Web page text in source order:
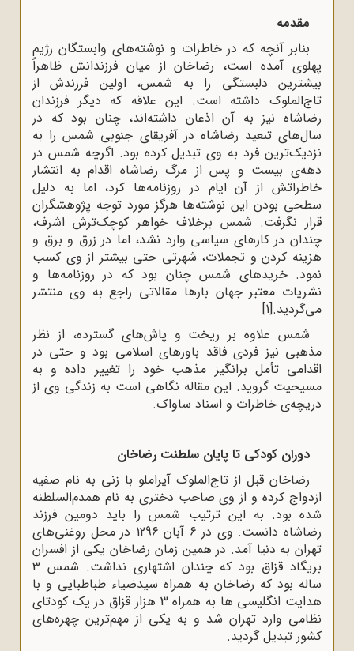
مقدمه
بنابر آنچه که در خاطرات و نوشته‌های وابستگان رژیم
پهلوی آمده است، رضاخان از میان فرزندانش ظاهراً
بیشترین دلبستگی را به شمس، اولین فرزندش از
تاج‌الملوک داشته است. این علاقه که دیگر فرزندان
رضاشاه نیز به آن اذعان داشته‌اند، چنان بود که در
سال‌های تبعید رضاشاه در آفریقای جنوبی شمس را به
نزدیک‌ترین فرد به وی تبدیل کرده بود. اگرچه شمس در
دهه‌ی بیست و پس از مرگ رضاشاه اقدام به انتشار
خاطراتش از آن ایام در روزنامه‌ها کرد، اما به دلیل
سطحی بودن این نوشته‌ها هرگز مورد توجه پژوهشگران
قرار نگرفت. شمس برخلاف خواهر کوچک‌ترش اشرف،
چندان در کارهای سیاسی وارد نشد، اما در زرق و برق و
هزینه کردن و تجملات، شهرتی حتی بیشتر از وی کسب
نمود. خریدهای شمس چنان بود که در روزنامه‌ها و
نشریات معتبر جهان بارها مقالاتی راجع به وی منتشر
می‌گردید.[1]
شمس علاوه بر ریخت و پاش‌های گسترده، از نظر
مذهبی نیز فردی فاقد باورهای اسلامی بود و حتی در
اقدامی تأمل برانگیز مذهب خود را تغییر داده و به
مسیحیت گروید. این مقاله نگاهی است به زندگی وی از
دریچه‌ی خاطرات و اسناد ساواک.
دوران کودکی تا پایان سلطنت رضاخان
رضاخان قبل از تاج‌الملوک آیراملو با زنی به نام صفیه
ازدواج کرده و از وی صاحب دختری به نام همدم‌السلطنه
شده بود. به این ترتیب شمس را باید دومین فرزند
رضاشاه دانست. وی در 6 آبان 1296 در محل روغنی‌های
تهران به دنیا آمد. در همین زمان رضاخان یکی از افسران
بریگاد قزاق بود که چندان اشتهاری نداشت. شمس 3
ساله بود که رضاخان به همراه سیدضیاء طباطبایی و با
هدایت انگلیسی ها به همراه 3 هزار قزاق در یک کودتای
نظامی وارد تهران شد و به یکی از مهم‌ترین چهره‌های
کشور تبدیل گردید.